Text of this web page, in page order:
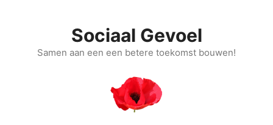
Sociaal Gevoel
Samen aan een een betere toekomst bouwen!